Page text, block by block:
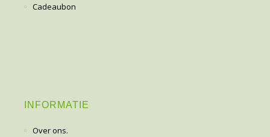
Cadeaubon
INFORMATIE
Over ons.